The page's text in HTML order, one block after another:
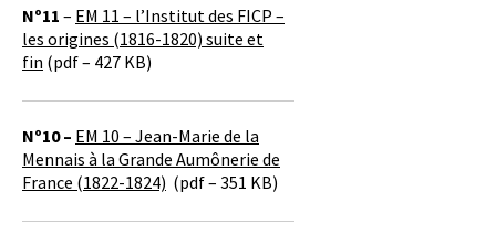
Nº11 – EM 11 – l’Institut des FICP –
les origines (1816-1820) suite et
fin (pdf – 427 KB)
Nº10 – EM 10 – Jean-Marie de la
Mennais à la Grande Aumônerie de
France (1822-1824) (pdf – 351 KB)